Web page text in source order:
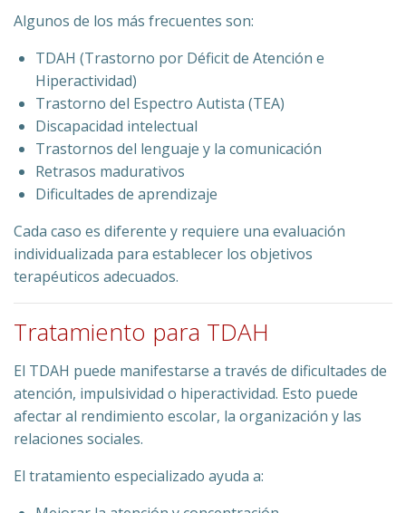
Algunos de los más frecuentes son:
TDAH (Trastorno por Déficit de Atención e
Hiperactividad)
Trastorno del Espectro Autista (TEA)
Discapacidad intelectual
Trastornos del lenguaje y la comunicación
Retrasos madurativos
Dificultades de aprendizaje
Cada caso es diferente y requiere una evaluación
individualizada para establecer los objetivos
terapéuticos adecuados.
Tratamiento para TDAH
El TDAH puede manifestarse a través de dificultades de
atención, impulsividad o hiperactividad. Esto puede
afectar al rendimiento escolar, la organización y las
relaciones sociales.
El tratamiento especializado ayuda a: